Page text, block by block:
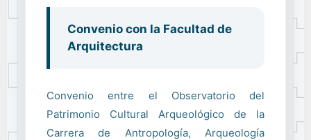
Convenio con la Facultad de
Arquitectura
Convenio entre el Observatorio del
Patrimonio Cultural Arqueológico de la
Carrera de Antropología, Arqueología